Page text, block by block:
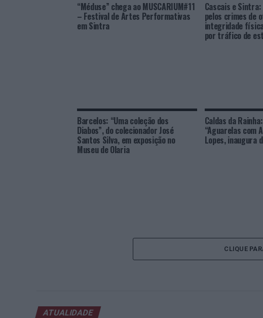
“Méduse” chega ao MUSCARIUM#11
– Festival de Artes Performativas
em Sintra
Cascais e
pelos crimes de
integridade
por tráfico de
Barcelos: “Uma coleção dos
Diabos”, do colecionador José
Santos Silva, em exposição no
Museu de Olaria
Caldas da
“Aguarelas com
Lopes, inaugura
CLIQUE
ATUALIDADE